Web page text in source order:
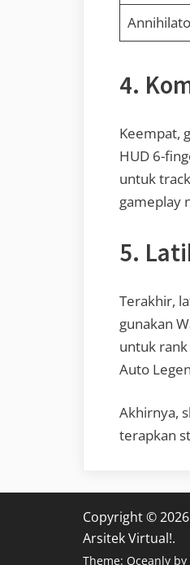
4.
Keempat,
HUD 6-
untuk
gameplay
5.
Terakhir,
gunakan
untuk
Auto
Akhirnya,
terapkan
Copyright ©
Arsitek Virtual!.
Theme: Oceanly by